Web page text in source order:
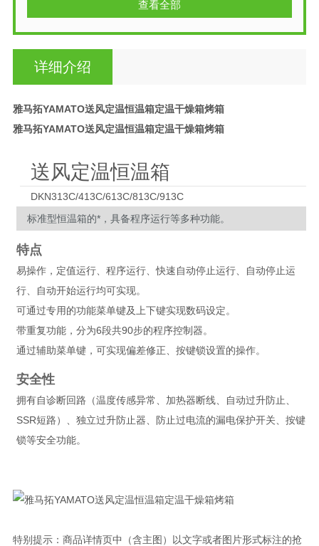
查看全部
详细介绍
雅马拓YAMATO送风定温恒温箱定温干燥箱烤箱
雅马拓YAMATO送风定温恒温箱定温干燥箱烤箱
送风定温恒温箱
DKN313C/413C/613C/813C/913C
标准型恒温箱的*，具备程序运行等多种功能。
特点
易操作，定值运行、程序运行、快速自动停止运行、自动停止运
行、自动开始运行均可实现。
可通过专用的功能菜单键及上下键实现数码设定。
带重复功能，分为6段共90步的程序控制器。
通过辅助菜单键，可实现偏差修正、按键锁设置的操作。
安全性
拥有自诊断回路（温度传感异常、加热器断线、自动过升防止、
SSR短路）、独立过升防止器、防止过电流的漏电保护开关、按键
锁等安全功能。
特别提示：商品详情页中（含主图）以文字或者图片形式标注的抢